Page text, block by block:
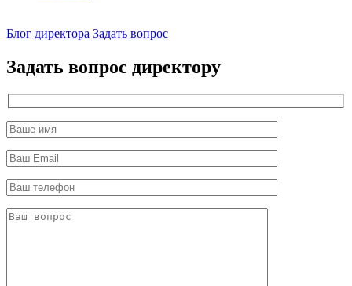
директор
Блог директора Задать вопрос
Задать вопрос директору